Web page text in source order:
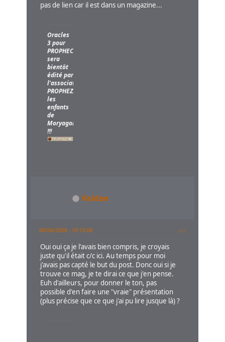
pas de lien car il est dans un magazine...
Oracles
3 pour
PROPHECY
sera
bientôt
édité par
l'association
PROPHEZINE,
les
enfants
de
Moryagorn
!!!
Valdae
08/06/2008 - 19:15:08 #4
Oui oui ça je l'avais bien compris, je croyais
juste qu'il était c/c ici. Au temps pour moi
j'avais pas capté le but du post. Donc oui si je
trouve ce mag, je te dirai ce que j'en pense.
Euh d'ailleurs, pour donner le ton, pas
possible d'en faire une "vraie" présentation
(plus précise que ce que j'ai pu lire jusque là) ?